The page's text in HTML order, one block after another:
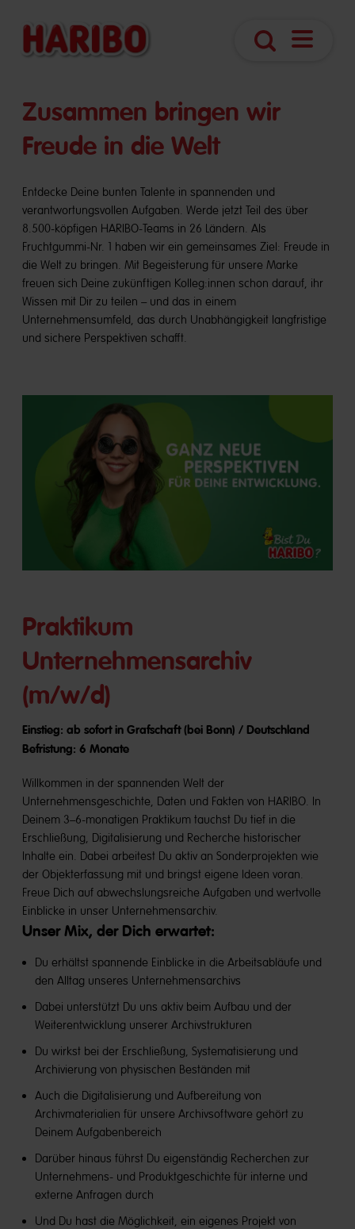
​​Zusammen bringen wir
Freude in die Welt
Entdecke Deine bunten Talente in spannenden und
verantwortungsvollen Aufgaben. Werde jetzt Teil des über
8.500-köpfigen HARIBO-Teams in 26 Ländern. Als
Fruchtgummi-Nr. 1 haben wir ein gemeinsames Ziel: Freude in
die Welt zu bringen. Mit Begeisterung für unsere Marke
freuen sich Deine zukünftigen Kolleg:innen schon darauf, ihr
Wissen mit Dir zu teilen – und das in einem
Unternehmensumfeld, das durch Unabhängigkeit langfristige
und sichere Perspektiven schafft.
Praktikum
Unternehmensarchiv
(m/w/d)
Einstieg: ab sofort in Grafschaft (bei Bonn) / Deutschland
Befristung: 6 Monate
Willkommen in der spannenden Welt der
Unternehmensgeschichte, Daten und Fakten von HARIBO. In
Deinem 3–6-monatigen Praktikum tauchst Du tief in die
Erschließung, Digitalisierung und Recherche historischer
Inhalte ein. Dabei arbeitest Du aktiv an Sonderprojekten wie
der Objekterfassung mit und bringst eigene Ideen voran.
Freue Dich auf abwechslungsreiche Aufgaben und wertvolle
Einblicke in unser Unternehmensarchiv.
Unser Mix, der Dich erwartet:
Du erhältst spannende Einblicke in die Arbeitsabläufe und
den Alltag unseres Unternehmensarchivs
Dabei unterstützt Du uns aktiv beim Aufbau und der
Weiterentwicklung unserer Archivstrukturen
Du wirkst bei der Erschließung, Systematisierung und
Archivierung von physischen Beständen mit
Auch die Digitalisierung und Aufbereitung von
Archivmaterialien für unsere Archivsoftware gehört zu
Deinem Aufgabenbereich
Darüber hinaus führst Du eigenständig Recherchen zur
Unternehmens- und Produktgeschichte für interne und
externe Anfragen durch
Und Du hast die Möglichkeit, ein eigenes Projekt von